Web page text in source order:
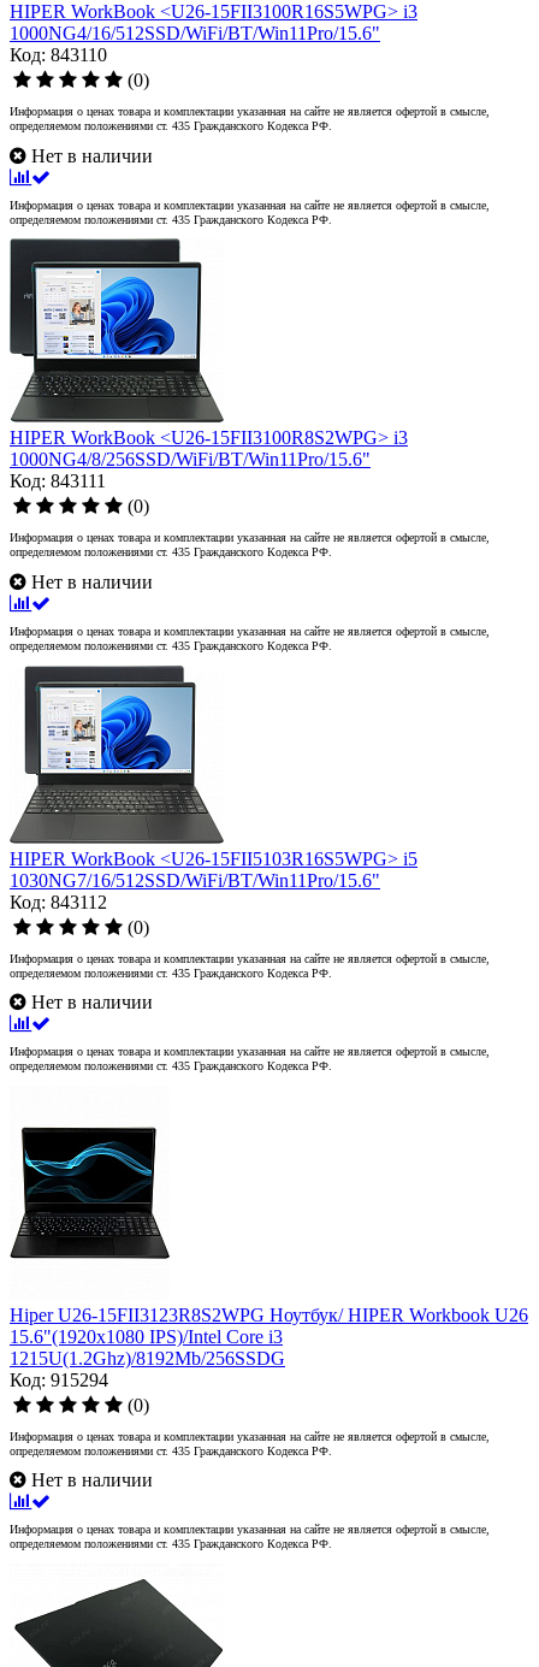
HIPER WorkBook <U26-15FII3100R16S5WPG> i3
1000NG4/16/512SSD/WiFi/BT/Win11Pro/15.6"
Код: 843110
(0)
Информация о ценах товара и комплектации указанная на сайте не является офертой в смысле,
определяемом положениями ст. 435 Гражданского Кодекса РФ.
Нет в наличии
Информация о ценах товара и комплектации указанная на сайте не является офертой в смысле,
определяемом положениями ст. 435 Гражданского Кодекса РФ.
HIPER WorkBook <U26-15FII3100R8S2WPG> i3
1000NG4/8/256SSD/WiFi/BT/Win11Pro/15.6"
Код: 843111
(0)
Информация о ценах товара и комплектации указанная на сайте не является офертой в смысле,
определяемом положениями ст. 435 Гражданского Кодекса РФ.
Нет в наличии
Информация о ценах товара и комплектации указанная на сайте не является офертой в смысле,
определяемом положениями ст. 435 Гражданского Кодекса РФ.
HIPER WorkBook <U26-15FII5103R16S5WPG> i5
1030NG7/16/512SSD/WiFi/BT/Win11Pro/15.6"
Код: 843112
(0)
Информация о ценах товара и комплектации указанная на сайте не является офертой в смысле,
определяемом положениями ст. 435 Гражданского Кодекса РФ.
Нет в наличии
Информация о ценах товара и комплектации указанная на сайте не является офертой в смысле,
определяемом положениями ст. 435 Гражданского Кодекса РФ.
Hiper U26-15FII3123R8S2WPG Ноутбук/ HIPER Workbook U26
15.6"(1920x1080 IPS)/Intel Core i3
1215U(1.2Ghz)/8192Mb/256SSDG
Код: 915294
(0)
Информация о ценах товара и комплектации указанная на сайте не является офертой в смысле,
определяемом положениями ст. 435 Гражданского Кодекса РФ.
Нет в наличии
Информация о ценах товара и комплектации указанная на сайте не является офертой в смысле,
определяемом положениями ст. 435 Гражданского Кодекса РФ.